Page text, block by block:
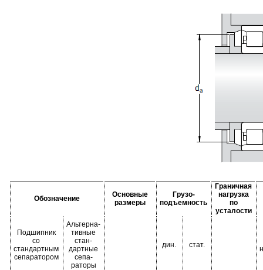
Обозначение
Основные
размеры
Грузо-
подъемность
Граничная
нагрузка
по
усталости
Подшипник
со
стандартным
сепаратором
Альтерна-
тивные
стан-
дартные
сепа-
раторы
дин. стат.